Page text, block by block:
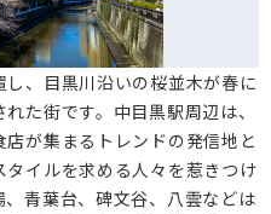
黒(13)
祐天寺(3)
三田(4)
目黒(7)
、目黒川沿いの桜並木が春に
た街です。中目黒駅周辺は、
が集まるトレンドの発信地と
イルを求める人々を惹きつけ
青葉台、碑文谷、八雲などは